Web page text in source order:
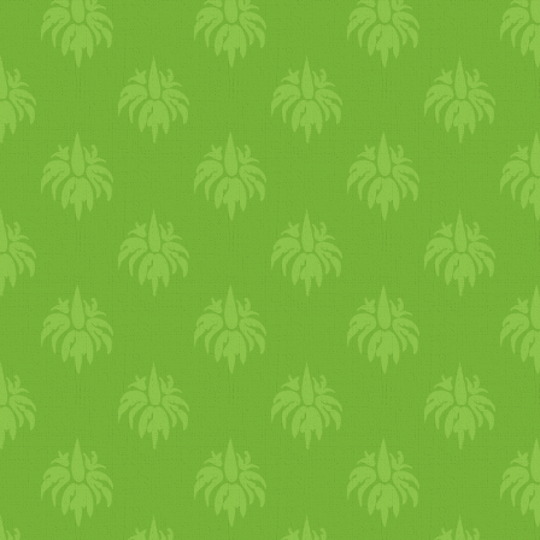
tested. Ha sokat izzadsz
hasznos, ha pótlod az
elektrolitokat. Néha tegyél
egy csipet sót a vizedhez,
majd máskor egy pici teljes
értékű nádcukrot, vagy lime-
ot. Egy jó rózsavízes